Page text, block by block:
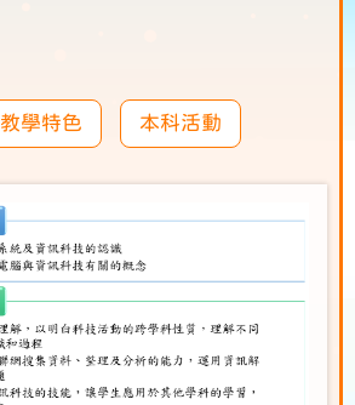
教學特色 本科活動